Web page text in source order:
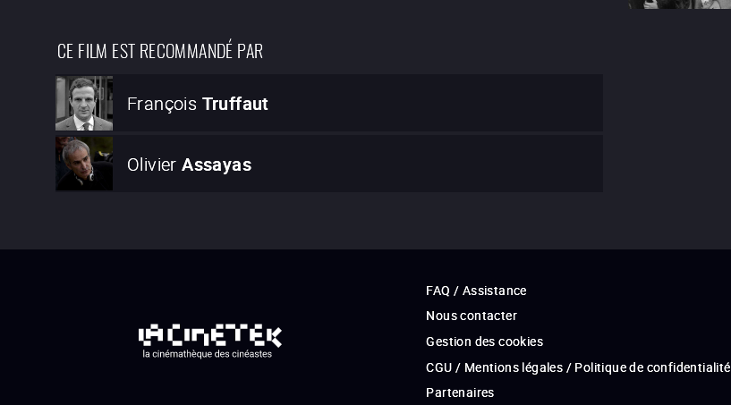
CE FILM EST RECOMMANDÉ PAR
François Truffaut
Olivier Assayas
FAQ / Assistance
Nous contacter
Gestion des cookies
CGU / Mentions légales / Politique de confidentialité
Partenaires